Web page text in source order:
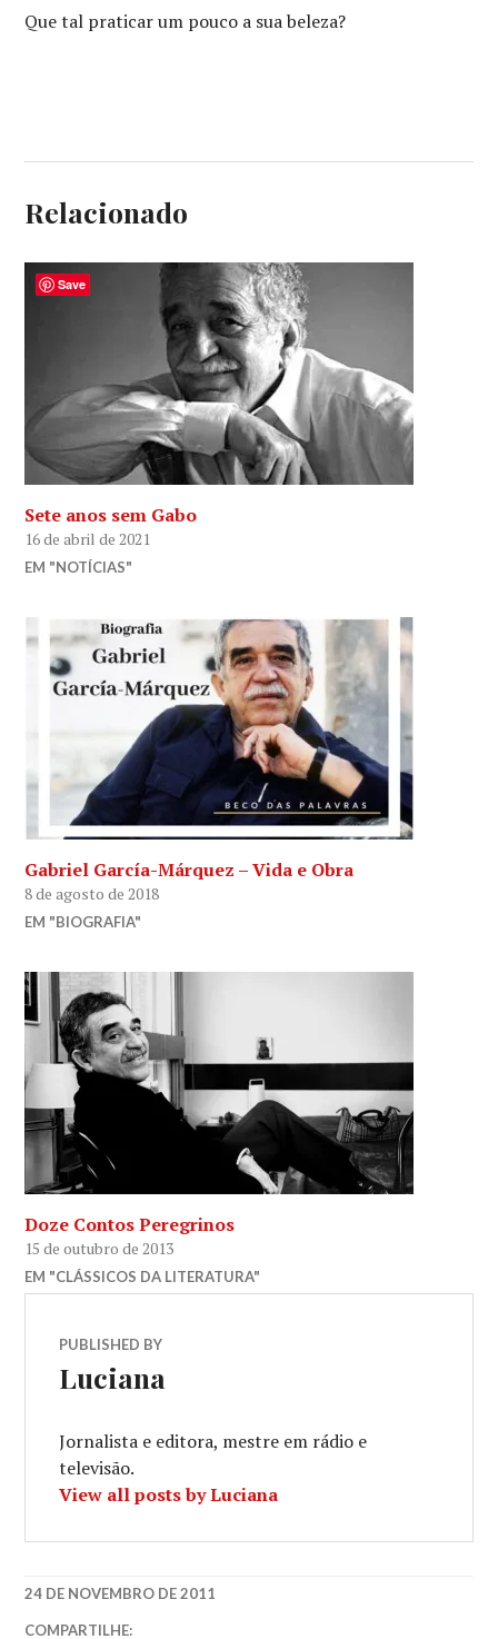
Que tal praticar um pouco a sua beleza?
Relacionado
Sete anos sem Gabo
16 de abril de 2021
EM "NOTÍCIAS"
Gabriel García-Márquez – Vida e Obra
8 de agosto de 2018
EM "BIOGRAFIA"
Doze Contos Peregrinos
15 de outubro de 2013
EM "CLÁSSICOS DA LITERATURA"
PUBLISHED BY
Luciana
Jornalista e editora, mestre em rádio e
televisão.
View all posts by Luciana
24 DE NOVEMBRO DE 2011
CEM
COMPARTILHE:
Save